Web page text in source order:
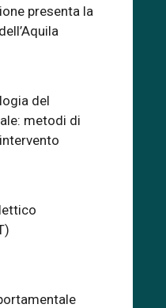
presenta la
del
metodi di